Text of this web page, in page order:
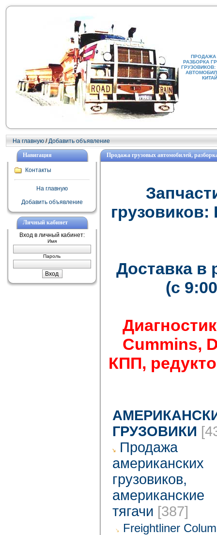
ПРОДАЖА
РАЗБОРКА
На главную /Добавить объявление
Навигация
Контакты
На главную
Добавить объявление
Личный кабинет
Вход в личный кабинет:
Имя
Пароль
Продажа грузовых автомобилей,
Доставка в
(с
Cummins,
КПП,
ГРУЗОВИКИ
Продажа
американских
грузовиков,
американские
тягачи [387]
Freightliner